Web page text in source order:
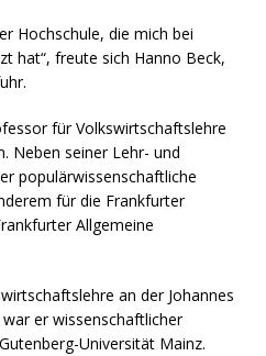
Hochschule, die mich bei
hat“, freute sich Hanno Beck,
für Volkswirtschaftslehre
Neben seiner Lehr- und
populärwissenschaftliche
für die Frankfurter
Allgemeine
an der Johannes
er wissenschaftlicher
Universität Mainz.